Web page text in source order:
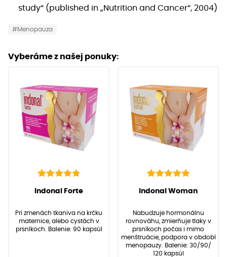
study“ (published in „Nutrition and Cancer“, 2004)
#Menopauza
Vyberáme z našej ponuky:
4.91
základe
zákazníckych
recenzií
(142recenzií
Indonal Forte
Pri zmenách tkaniva na krčku
maternice, alebo cystách v
prsníkoch. Balenie: 90 kapsúl
4.97
základe
zákazníckych
recenzií
recenzií zákazníkov)
Indonal Woman
Nabudzuje hormonálnu
rovnováhu, zmierňuje tlaky v
prsníkoch počas i mimo
menštruácie, podpora v období
menopauzy. Balenie: 30/90/
120 kapsúl